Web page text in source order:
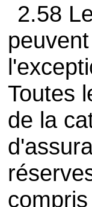
2.58
Toutes
de la